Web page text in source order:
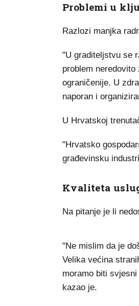
Problemi u
Razlozi manjka
"U graditeljstvu se
problem
ograničenije. U
naporan i
U Hrvatskoj
"Hrvatsko
građevinsku
Kvaliteta
Na pitanje je li
"Ne mislim da je
Velika većina
moramo biti
kazao je.